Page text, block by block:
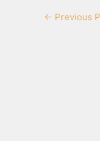
← Previous